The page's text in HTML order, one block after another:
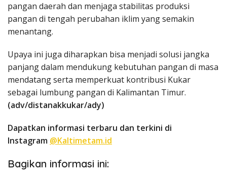
pangan daerah dan menjaga stabilitas produksi
pangan di tengah perubahan iklim yang semakin
menantang.
Upaya ini juga diharapkan bisa menjadi solusi jangka
panjang dalam mendukung kebutuhan pangan di masa
mendatang serta memperkuat kontribusi Kukar
sebagai lumbung pangan di Kalimantan Timur.
(adv/distanakkukar/ady)
Dapatkan informasi terbaru dan terkini di
Instagram @Kaltimetam.id
Bagikan informasi ini: